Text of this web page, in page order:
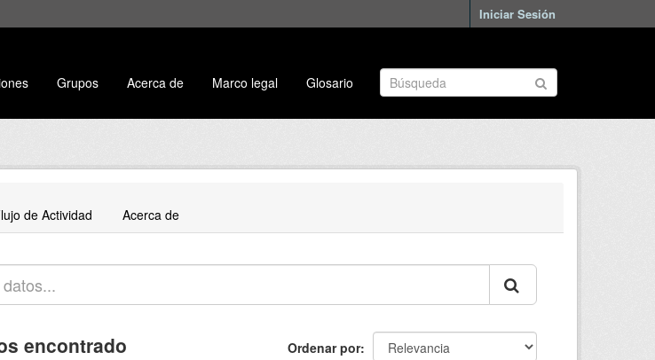
Iniciar Sesión
Grupos Acerca de Marco legal Glosario
de Actividad Acerca de
Ordenar por
encontrado